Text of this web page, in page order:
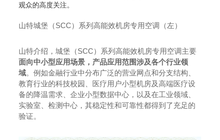
观众的高度关注。
山特城堡（SCC）系列高能效机房专用空调（左）
山特介绍，城堡（SCC）系列高能效机房专用空调主要
面向中小型应用场景，产品应用范围涉及各个行业领
域。例如金融行业中分布广泛的营业网点和分支结构、
教育行业的科技校园、医疗用户小型机房及高端医疗设
备的降温需求、企业小型数据中心，以及在工业领域、
实验室、检测中心，其稳定性和可靠性都得到了充足的
验证。